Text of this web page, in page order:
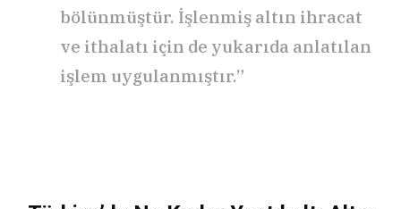
bölünmüştür. İşlenmiş altın ihracat
ve ithalatı için de yukarıda anlatılan
işlem uygulanmıştır.”